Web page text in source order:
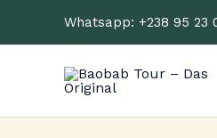
Whatsapp: +238 95 23